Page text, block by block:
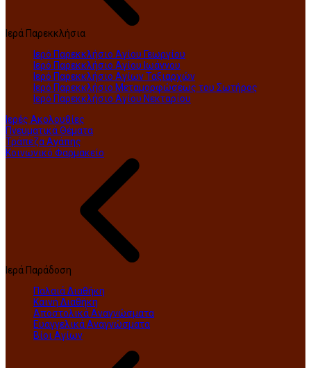
Ιερά Παρεκκλήσια
Ιερό Παρεκκλήσιο Αγίου Γεωργίου
Ιερό Παρεκκλήσιο Αγίου Ιωάννου
Ιερό Παρεκκλήσιο Αγίων Ταξιαρχών
Ιερό Παρεκκλήσιο Μεταμορφώσεως του Σωτήρος
Ιερό Παρεκκλήσιο Αγίου Νεκταρίου
Ιερές Ακολουθίες
Πνευματικά Θέματα
Τράπεζα Αγάπης
Κοινωνικό Φαρμακείο
Ιερά Παράδοση
Παλαιά Διαθήκη
Καινή Διαθήκη
Αποστολικά Αναγνώσματα
Ευαγγελικά Αναγνώσματα
Βίοι Αγίων